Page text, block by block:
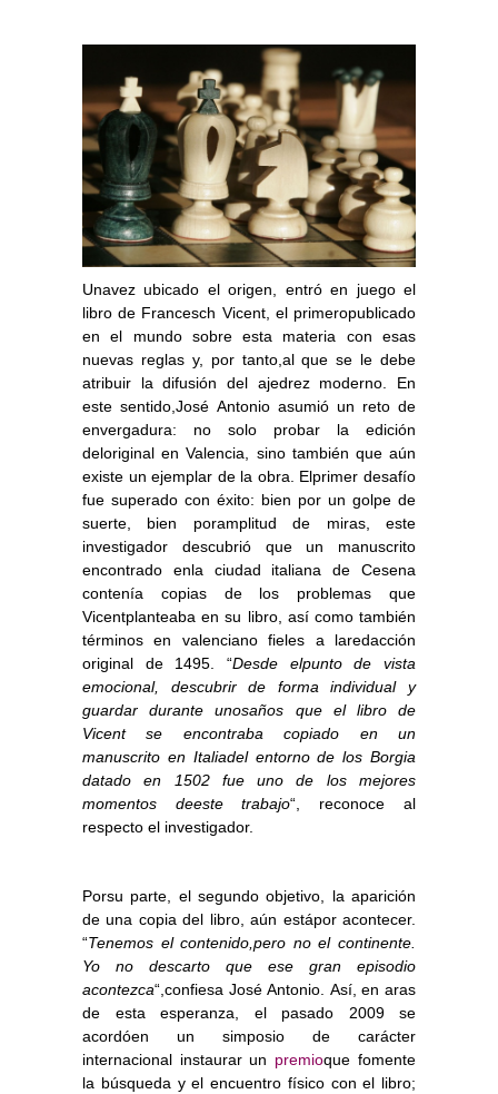
Unavez ubicado el origen, entró en juego el
libro de Francesch Vicent, el primeropublicado
en el mundo sobre esta materia con esas
nuevas reglas y, por tanto,al que se le debe
atribuir la difusión del ajedrez moderno. En
este sentido,José Antonio asumió un reto de
envergadura: no solo probar la edición
deloriginal en Valencia, sino también que aún
existe un ejemplar de la obra. Elprimer desafío
fue superado con éxito: bien por un golpe de
suerte, bien poramplitud de miras, este
investigador descubrió que un manuscrito
encontrado enla ciudad italiana de Cesena
contenía copias de los problemas que
Vicentplanteaba en su libro, así como también
términos en valenciano fieles a laredacción
original de 1495. “Desde elpunto de vista
emocional, descubrir de forma individual y
guardar durante unosaños que el libro de
Vicent se encontraba copiado en un
manuscrito en Italiadel entorno de los Borgia
datado en 1502 fue uno de los mejores
momentos deeste trabajo“, reconoce al
respecto el investigador.
Porsu parte, el segundo objetivo, la aparición
de una copia del libro, aún estápor acontecer.
“Tenemos el contenido,pero no el continente.
Yo no descarto que ese gran episodio
acontezca“,confiesa José Antonio. Así, en aras
de esta esperanza, el pasado 2009 se
acordóen un simposio de carácter
internacional instaurar un premioque fomente
la búsqueda y el encuentro físico con el libro;